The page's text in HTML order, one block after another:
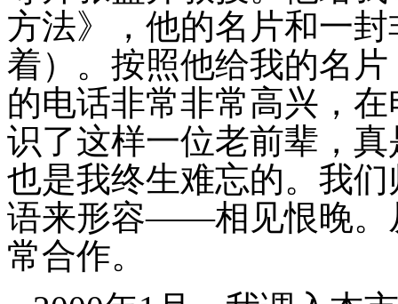
方法》，他的名片和一
着）。按照他给我的名
的电话非常非常高兴，
识了这样一位老前辈，
也是我终生难忘的。我
语来形容——相见恨晚。
常合作。